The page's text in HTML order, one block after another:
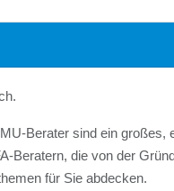
Berater sind ein großes,
Beratern, die von der
für Sie abdecken.